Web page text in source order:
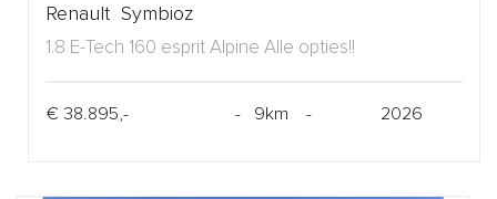
Renault Symbioz
1.8 E-Tech 160 esprit Alpine Alle opties!!
€ 38.895,- - 9km - 2026